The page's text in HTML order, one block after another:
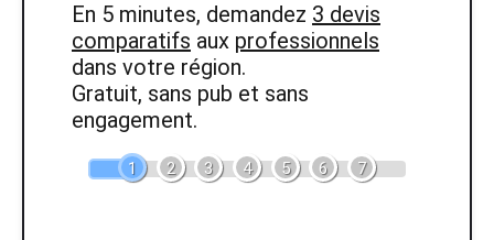
En 5 minutes, demandez 3 devis
comparatifs aux professionnels
dans votre région.
Gratuit, sans pub et sans
engagement.
1 2 3 4 5 6 7